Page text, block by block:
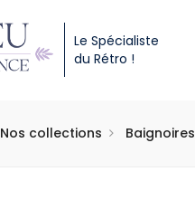
Le Spécialiste
du Rétro !
Nos collections Baignoires